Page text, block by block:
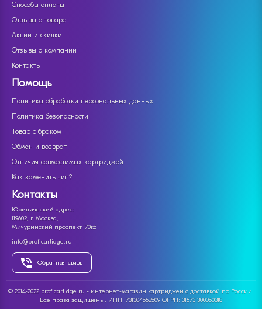
Способы оплаты
Отзывы о товаре
Акции и скидки
Отзывы о компании
Контакты
Помощь
Политика обработки персональных данных
Политика безопасности
Товар с браком
Обмен и возврат
Отличия совместимых картриджей
Как заменить чип?
Контакты
Юридический адрес:
119602, г. Москва,
Мичуринский проспект, 70к5
info@proficartidge.ru
Обратная связь
© 2014-2022 proficartidge.ru - интернет-магазин картриджей с доставкой по России.
Все права защищены. ИНН: 731304562509 ОГРН: 316731300050318